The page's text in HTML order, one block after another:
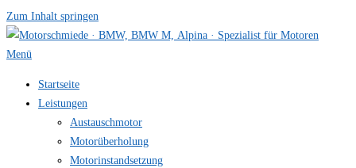
Zum Inhalt springen
Menü
Startseite
Leistungen
Austauschmotor
Motorüberholung
Motorinstandsetzung